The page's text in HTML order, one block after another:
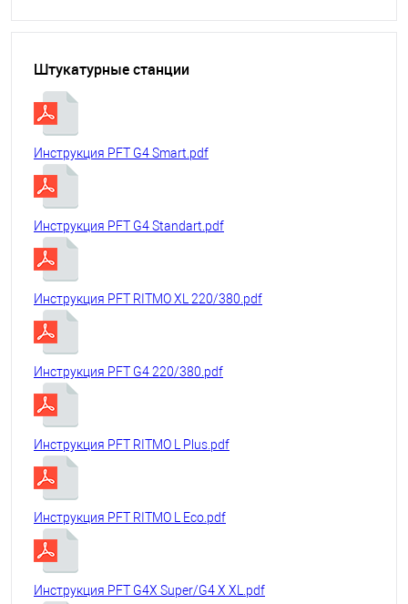
Штукатурные станции
Инструкция PFT G4 Smart.pdf
Инструкция PFT G4 Standart.pdf
Инструкция PFT RITMO XL 220/380.pdf
Инструкция PFT G4 220/380.pdf
Инструкция PFT RITMO L Plus.pdf
Инструкция PFT RITMO L Eco.pdf
Инструкция PFT G4X Super/G4 X XL.pdf